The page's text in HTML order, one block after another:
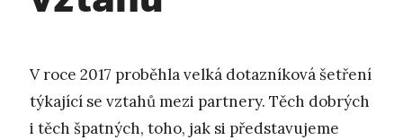
V roce 2017 proběhla velká dotazníková šetření
týkající se vztahů mezi partnery. Těch dobrých
i těch špatných, toho, jak si představujeme